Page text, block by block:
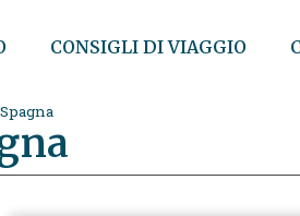
CONSIGLI DI VIAGGIO
Spagna